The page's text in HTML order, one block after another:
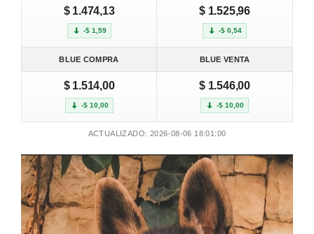
$ 1.474,13
-$ 1,59
$ 1.525,96
-$ 0,54
BLUE COMPRA BLUE VENTA
$ 1.514,00
-$ 10,00
$ 1.546,00
-$ 10,00
ACTUALIZADO: 2026-08-06 18:01:00